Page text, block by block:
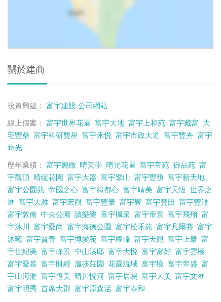
關於建商
投資興建： 富宇建設 公司網站
線上個案： 富宇世界花園 富宇大地 富宇上和苑 富宇藏富 大
宅豐鼎 富宇科研雙星 富宇禾悦 富宇市政大道 富宇豐卉 富宇
蒔光
歷年業績： 富宇麗緻 晴美學 晴光花園 富宇帝苑 御品苑 富
宇觀頂 晴綻花園 富宇大器 富宇擎山 富宇豐馥 富宇新天地
富宇公園苑 帝國之心 富宇綠都心 富宇晴美 富宇天恆 世界之
匯 富宇大雅 富宇宏觀 富宇豐景 富宇聚 富宇豐田 富宇豐滙
富宇敦南 中央公園 讀樂樂 富宇楓采 富宇帝景 富宇飛翔 富
宇沐川 富宇愛尚 富宇海德公園 富宇松禾苑 富宇凡爾賽 富宇
沐曦 富宇質青 富宇博愛苑 富宇權峰 富宇天觀 富宇上景 富
宇世紀美 富宇峰景 中山溱邸 富宇大悦 富宇富好 富宇雲極
富宇愛慕 富宇財經 溫莎莊園 花園流域 富宇境 富宇帝盛 富
宇山河滙 富宇恆美 晴川悅河 富宇居易 富宇大美 富宇文匯
富宇明秀 首席大郡 富宇原森活 富宇泰和